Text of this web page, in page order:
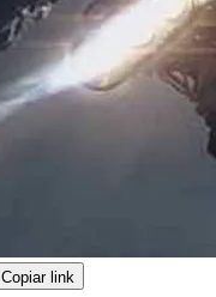
Copiar link